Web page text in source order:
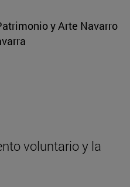
y Arte Navarro
voluntario y la